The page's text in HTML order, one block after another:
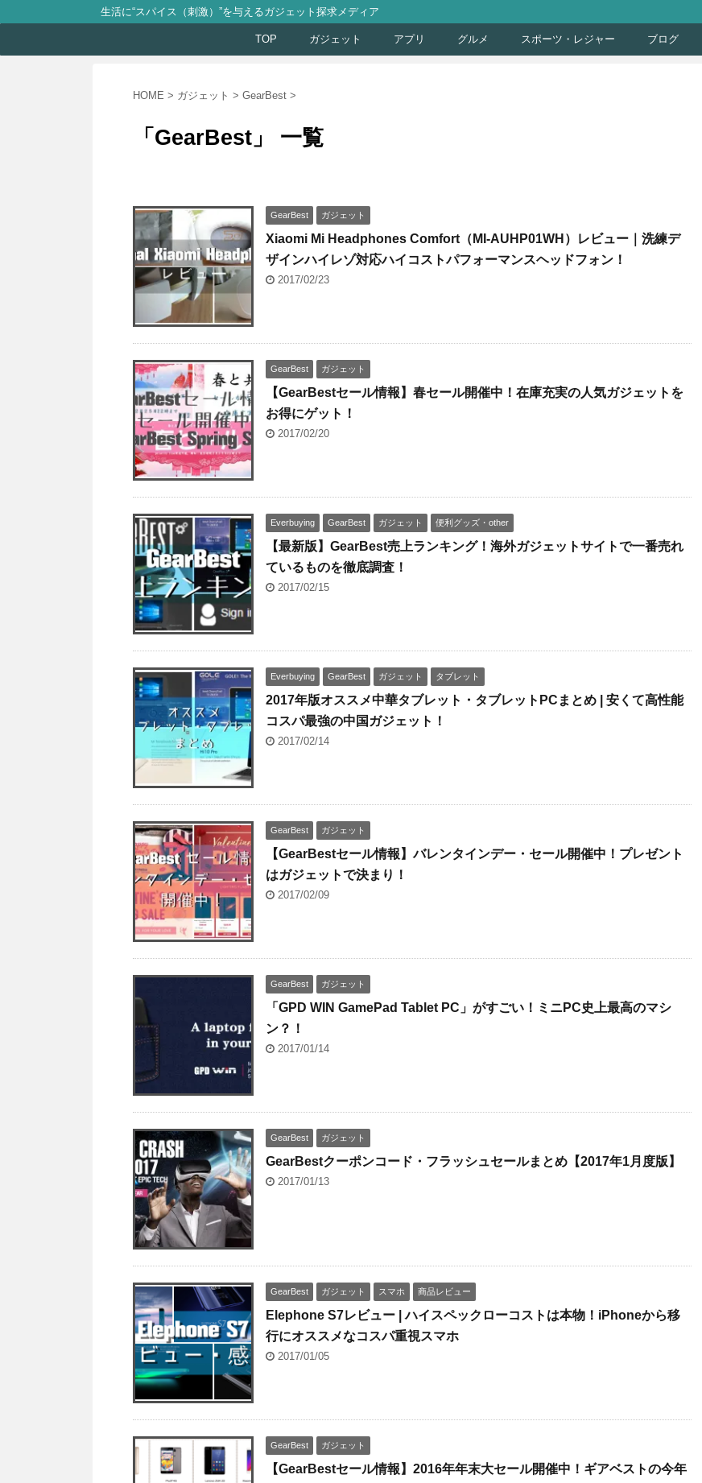
生活に“スパイス（刺激）”を与えるガジェット探求メディア
TOP ガジェット アプリ グルメ スポーツ・レジャー ブログ
HOME > ガジェット > GearBest >
「GearBest」 一覧
GearBest ガジェット
Xiaomi Mi Headphones Comfort（MI-AUHP01WH）レビュー｜洗練デ
ザインハイレゾ対応ハイコストパフォーマンスヘッドフォン！
2017/02/23
GearBest ガジェット
【GearBestセール情報】春セール開催中！在庫充実の人気ガジェットを
お得にゲット！
2017/02/20
Everbuying GearBest ガジェット 便利グッズ・other
【最新版】GearBest売上ランキング！海外ガジェットサイトで一番売れ
ているものを徹底調査！
2017/02/15
Everbuying GearBest ガジェット タブレット
2017年版オススメ中華タブレット・タブレットPCまとめ | 安くて高性能
コスパ最強の中国ガジェット！
2017/02/14
GearBest ガジェット
【GearBestセール情報】バレンタインデー・セール開催中！プレゼント
はガジェットで決まり！
2017/02/09
GearBest ガジェット
「GPD WIN GamePad Tablet PC」がすごい！ミニPC史上最高のマシ
ン？！
2017/01/14
GearBest ガジェット
GearBestクーポンコード・フラッシュセールまとめ【2017年1月度版】
2017/01/13
GearBest ガジェット スマホ 商品レビュー
Elephone S7レビュー | ハイスペックローコストは本物！iPhoneから移
行にオススメなコスパ重視スマホ
2017/01/05
GearBest ガジェット
【GearBestセール情報】2016年年末大セール開催中！ギアベストの今年